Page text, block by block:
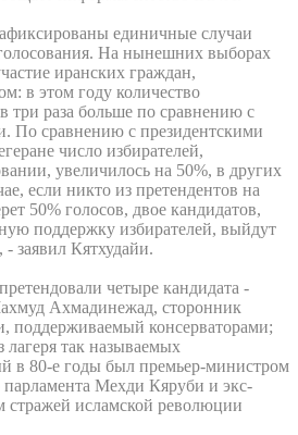
единичные случаи
На нынешних выборах
иранских граждан,
в этом году количество
три раза больше по сравнению с
По сравнению с президентскими
число избирателей,
увеличилось на 50%, в других
если никто из претендентов на
50% голосов, двое кандидатов,
поддержку избирателей, выйдут
заявил Кятхудайи.
четыре кандидата -
Ахмадинежад, сторонник
поддерживаемый консерваторами;
так называемых
в 80-е годы был премьер-министром
Мехди Кяруби и экс-
исламской революции